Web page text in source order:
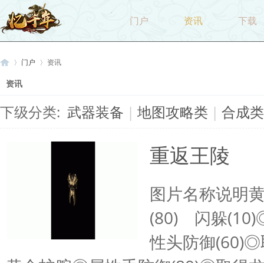
门户 资讯 下载
›
门户
›
资讯
资讯
下级分类: 武器装备 | 地图攻略类 | 合成类
重返王陵
图片名称说明
(80) 闪躲
性头防御